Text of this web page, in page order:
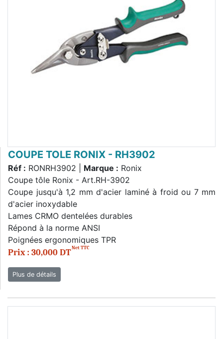
COUPE TOLE RONIX - RH3902
Réf : RONRH3902 | Marque : Ronix
Coupe tôle Ronix - Art.RH-3902
Coupe jusqu'à 1,2 mm d'acier laminé à froid ou 7 mm
d'acier inoxydable
Lames CRMO dentelées durables
Répond à la norme ANSI
Poignées ergonomiques TPR
Prix : 30,000 DTNet TTC
Plus de détails